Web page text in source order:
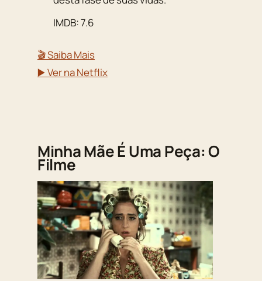
IMDB: 7.6
🎬 Saiba Mais
▶️ Ver na Netflix
Minha Mãe É Uma Peça: O
Filme